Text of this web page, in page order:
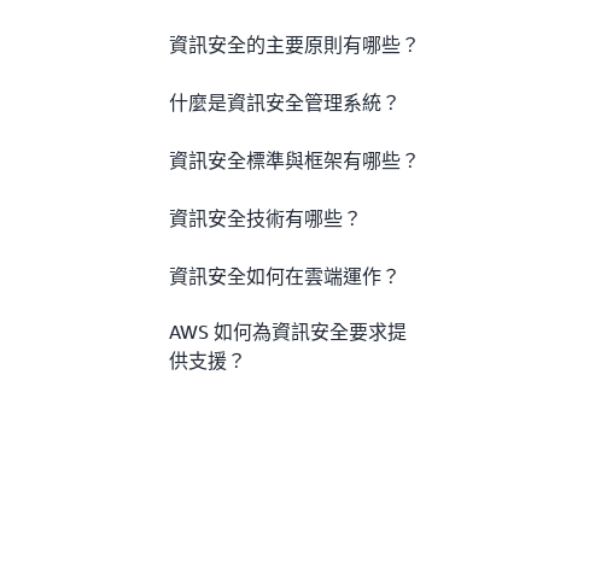
資訊安全的主要原則有哪些？
什麼是資訊安全管理系統？
資訊安全標準與框架有哪些？
資訊安全技術有哪些？
資訊安全如何在雲端運作？
AWS 如何為資訊安全要求提
供支援？